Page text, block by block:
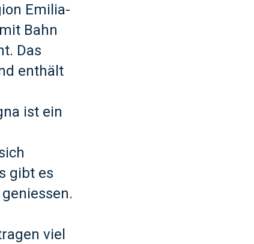
Emilia-
Bahn
Das
enthält
ist ein
gibt es
viel